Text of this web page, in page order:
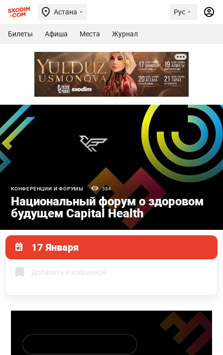
Астана Рус
Билеты Афиша Места Журнал
КОНФЕРЕНЦИИ И ФОРУМЫ 384
Национальный форум о здоровом
будущем Capital Health
17 Января
Добавить в избранное